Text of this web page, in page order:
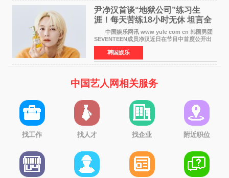
尹净汉首谈“地狱公司”练习生
涯！每天苦练18小时无休 坦言全
靠成员撑过来
中国娱乐网讯 www yule com cn 韩国男团
SEVENTEEN成员净汉近日在节目中首度公开出
道前的残酷练习生经历，并提及经纪公司Pledis
娱乐，引发广泛关注。 在8月2日播出的日本
TBS综艺节目《周
韩国娱乐
中国艺人网相关服务
找工作 找人才 找企业 附近职位